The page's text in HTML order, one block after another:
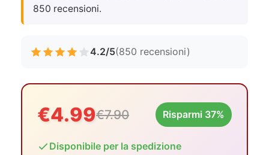
850 recensioni.
4.2/5(850 recensioni)
€4.99€7.90 Risparmi 37%
Disponibile per la spedizione